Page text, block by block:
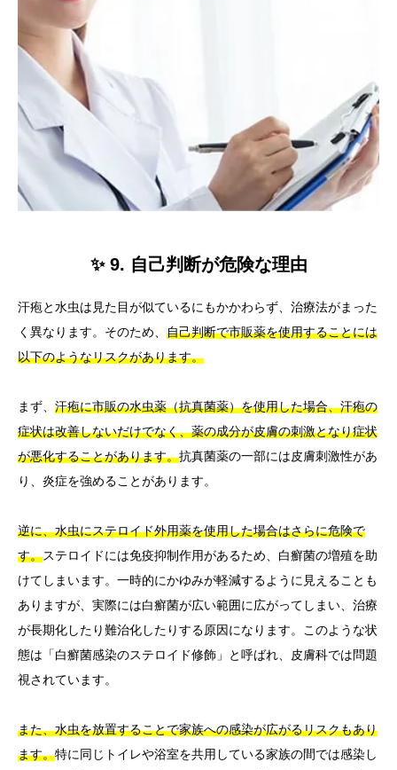
✨ 9. 自己判断が危険な理由
汗疱と水虫は見た目が似ているにもかかわらず、治療法がまった
く異なります。そのため、 自己判断で市販薬を使用することには
以下のようなリスクがあります。
まず、 汗疱に市販の水虫薬（抗真菌薬）を使用した場合、汗疱の
症状は改善しないだけでなく、薬の成分が皮膚の刺激となり症状
が悪化することがあります。抗真菌薬の一部には皮膚刺激性があ
り、炎症を強めることがあります。
逆に、水虫にステロイド外用薬を使用した場合はさらに危険で
す。ステロイドには免疫抑制作用があるため、白癬菌の増殖を助
けてしまいます。一時的にかゆみが軽減するように見えることも
ありますが、実際には白癬菌が広い範囲に広がってしまい、治療
が長期化したり難治化したりする原因になります。このような状
態は「白癬菌感染のステロイド修飾」と呼ばれ、皮膚科では問題
視されています。
また、水虫を放置することで家族への感染が広がるリスクもあり
ます。特に同じトイレや浴室を共用している家族の間では感染し